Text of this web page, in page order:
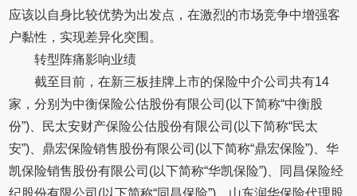
应该以自身比较优势为出发点，在激烈的市场竞争中增强客
户黏性，实现差异化突围。
转型阵痛影响业绩
截至目前，在新三板挂牌上市的保险中介公司共有14
家，分别为中衡保险公估股份有限公司(以下简称“中衡股
份”)、民太安财产保险公估股份有限公司(以下简称“民太
安”)、鼎宏保险销售股份有限公司(以下简称“鼎宏保险”)、华
凯保险销售股份有限公司(以下简称“华凯保险”)、同昌保险经
纪股份有限公司(以下简称“同昌保险”)、山东润华保险代理股